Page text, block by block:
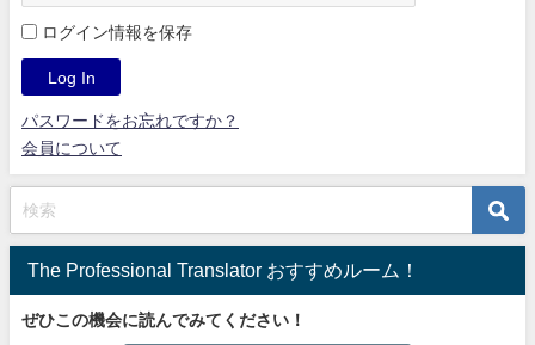
ログイン情報を保存
パスワードをお忘れですか？
会員について
The Professional Translator おすすめルーム！
ぜひこの機会に読んでみてください！